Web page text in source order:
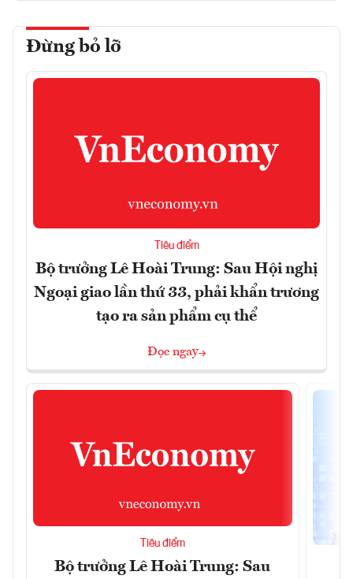
Đừng bỏ lỡ
Tiêu điểm
Bộ trưởng Lê Hoài Trung: Sau Hội nghị
Ngoại giao lần thứ 33, phải khẩn trương
tạo ra sản phẩm cụ thể
Đọc ngay
Tiêu điểm
Bộ trưởng Lê Hoài Trung: Sau